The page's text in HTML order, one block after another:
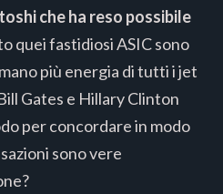
che ha reso possibile
quei fastidiosi ASIC sono
più energia di tutti i jet
Gates e Hillary Clinton
per concordare in modo
sono vere